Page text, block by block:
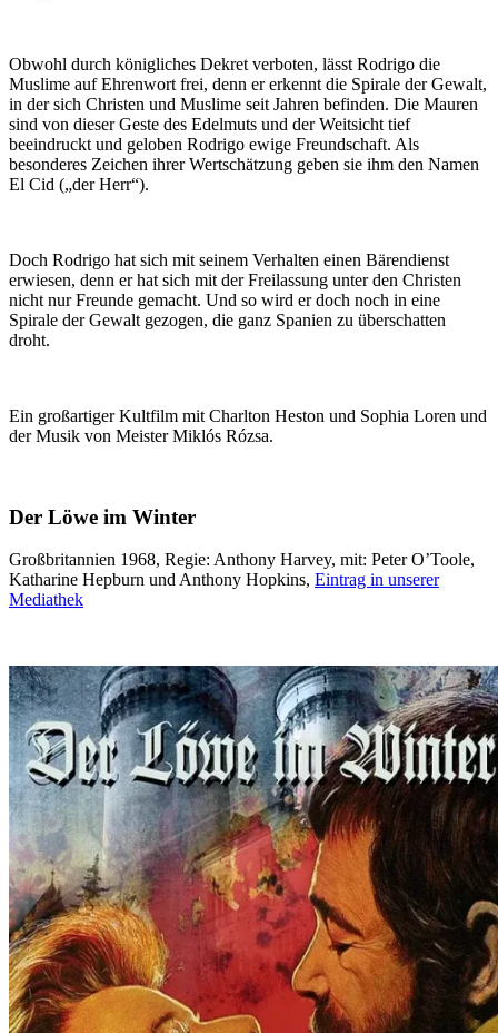
Obwohl durch königliches Dekret verboten, lässt Rodrigo die
Muslime auf Ehrenwort frei, denn er erkennt die Spirale der Gewalt,
in der sich Christen und Muslime seit Jahren befinden. Die Mauren
sind von dieser Geste des Edelmuts und der Weitsicht tief
beeindruckt und geloben Rodrigo ewige Freundschaft. Als
besonderes Zeichen ihrer Wertschätzung geben sie ihm den Namen
El Cid („der Herr“).
Doch Rodrigo hat sich mit seinem Verhalten einen Bärendienst
erwiesen, denn er hat sich mit der Freilassung unter den Christen
nicht nur Freunde gemacht. Und so wird er doch noch in eine
Spirale der Gewalt gezogen, die ganz Spanien zu überschatten
droht.
Ein großartiger Kultfilm mit Charlton Heston und Sophia Loren und
der Musik von Meister Miklós Rózsa.
Der Löwe im Winter
Großbritannien 1968, Regie: Anthony Harvey, mit: Peter O’Toole,
Katharine Hepburn und Anthony Hopkins, Eintrag in unserer
Mediathek